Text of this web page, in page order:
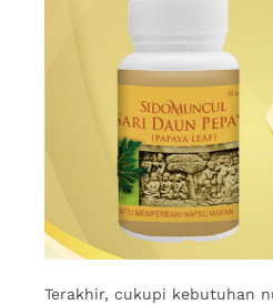
Terakhir, cukupi kebutuhan